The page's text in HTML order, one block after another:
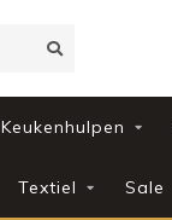
Keukenhulpen
Textiel Sale